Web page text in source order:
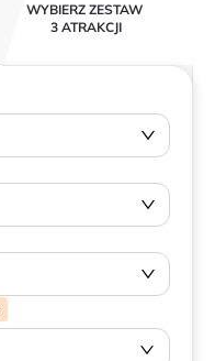
WYBIERZ ZESTAW
3 ATRAKCJI